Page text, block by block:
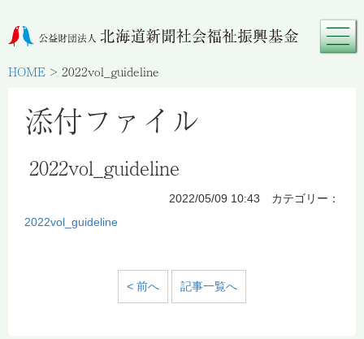
HOME > 2022vol_guideline
添付ファイル
2022vol_guideline
2022/05/09 10:43 カテゴリー：
2022vol_guideline
< 前へ 記事一覧へ